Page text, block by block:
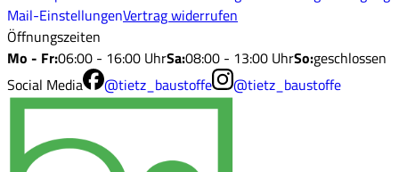
Mail-EinstellungenVertrag widerrufen
Öffnungszeiten
Mo - Fr:06:00 - 16:00 UhrSa:08:00 - 13:00 UhrSo:geschlossen
Social Media
@tietz_baustoffe @tietz_baustoffe